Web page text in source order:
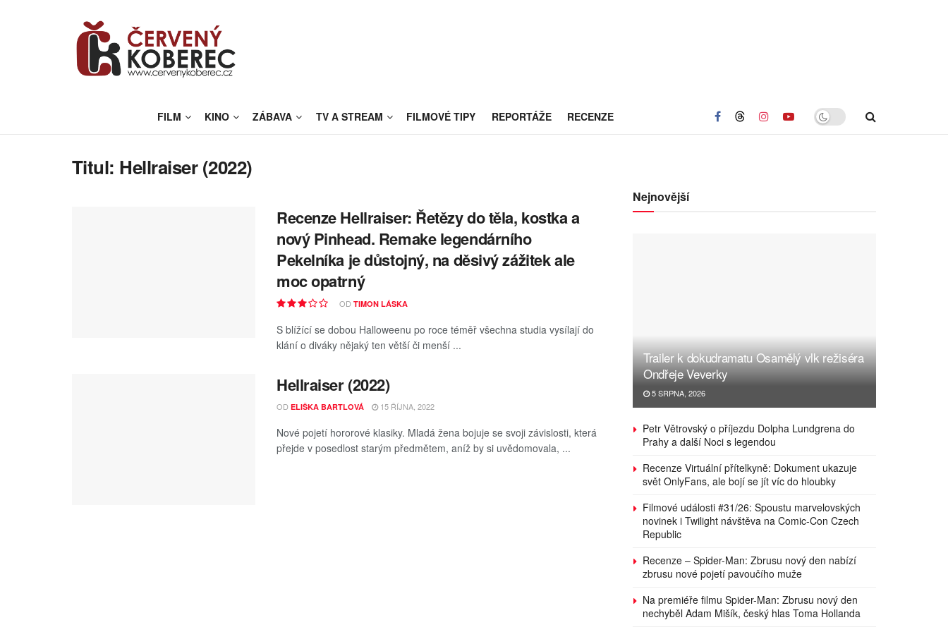
FILM KINO ZÁBAVA TV A STREAM FILMOVÉ TIPY REPORTÁŽE RECENZE
Titul: Hellraiser (2022)
Recenze Hellraiser: Řetězy do těla, kostka a
nový Pinhead. Remake legendárního
Pekelníka je důstojný, na děsivý zážitek ale
moc opatrný
OD TIMON LÁSKA
S blížící se dobou Halloweenu po roce téměř všechna studia vysílají do
klání o diváky nějaký ten větší či menší ...
Hellraiser (2022)
OD ELIŠKA BARTLOVÁ 15 ŘÍJNA, 2022
Nové pojetí hororové klasiky. Mladá žena bojuje se svoji závislosti, která
přejde v posedlost starým předmětem, aníž by si uvědomovala, ...
Nejnovější
Trailer k dokudramatu Osamělý vlk režiséra
Ondřeje Veverky
5 SRPNA, 2026
Petr Větrovský o příjezdu Dolpha Lundgrena do
Prahy a další Noci s legendou
Recenze Virtuální přítelkyně: Dokument ukazuje
svět OnlyFans, ale bojí se jít víc do hloubky
Filmové události #31/26: Spoustu marvelovských
novinek i Twilight návštěva na Comic-Con Czech
Republic
Recenze – Spider-Man: Zbrusu nový den nabízí
zbrusu nové pojetí pavoučího muže
Na premiéře filmu Spider-Man: Zbrusu nový den
nechyběl Adam Mišík, český hlas Toma Hollanda